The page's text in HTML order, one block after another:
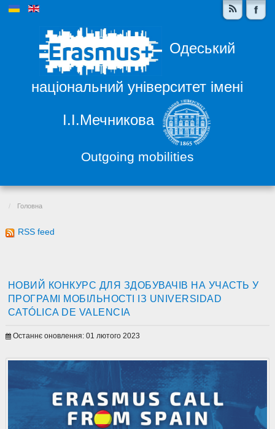
Одеський
національний університет імені
І.І.Мечникова
Outgoing mobilities
Головна
RSS feed
НОВИЙ КОНКУРС ДЛЯ ЗДОБУВАЧІВ НА УЧАСТЬ У
ПРОГРАМІ МОБІЛЬНОСТІ ІЗ UNIVERSIDAD
CATÓLICA DE VALENCIA
Останнє оновлення: 01 лютого 2023